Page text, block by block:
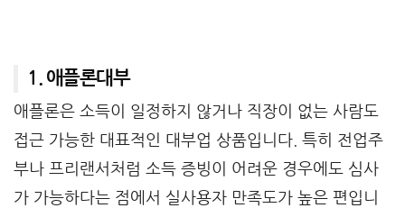
1. 애플론대부
애플론은 소득이 일정하지 않거나 직장이 없는 사람도
접근 가능한 대표적인 대부업 상품입니다. 특히 전업주
부나 프리랜서처럼 소득 증빙이 어려운 경우에도 심사
가 가능하다는 점에서 실사용자 만족도가 높은 편입니